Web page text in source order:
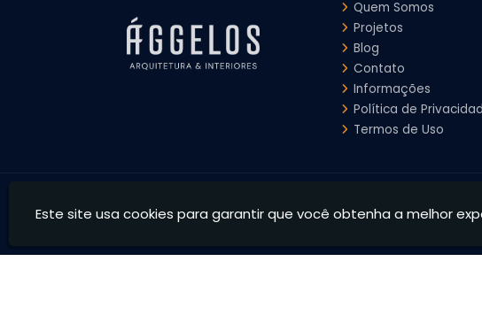
Quem Somos
Projetos
Blog
Contato
Informações
Política de
Termos de Uso
CNPJ: 39.828.426/0001-73
Este site usa cookies para garantir que você obtenha a melhor